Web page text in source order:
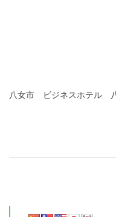
八女市 ビジネスホテ